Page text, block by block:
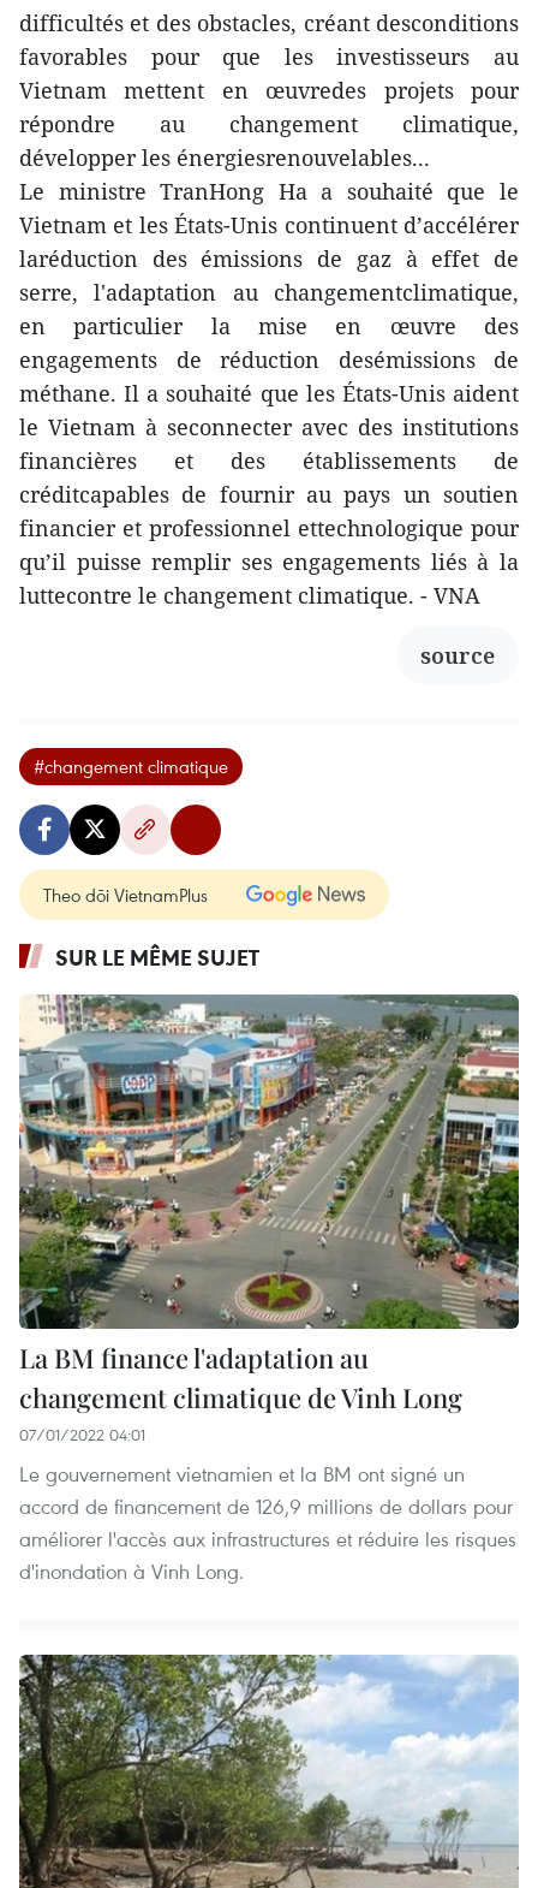
difficultés et des obstacles, créant desconditions
favorables pour que les investisseurs au
Vietnam mettent en œuvredes projets pour
répondre au changement climatique,
développer les énergiesrenouvelables...
Le ministre TranHong Ha a souhaité que le
Vietnam et les États-Unis continuent d’accélérer
laréduction des émissions de gaz à effet de
serre, l'adaptation au changementclimatique,
en particulier la mise en œuvre des
engagements de réduction desémissions de
méthane. Il a souhaité que les États-Unis aident
le Vietnam à seconnecter avec des institutions
financières et des établissements de
créditcapables de fournir au pays un soutien
financier et professionnel ettechnologique pour
qu’il puisse remplir ses engagements liés à la
luttecontre le changement climatique. - VNA
source
#changement climatique
Theo dõi VietnamPlus
SUR LE MÊME SUJET
La BM finance l'adaptation au
changement climatique de Vinh Long
07/01/2022 04:01
Le gouvernement vietnamien et la BM ont signé un
accord de financement de 126,9 millions de dollars pour
améliorer l'accès aux infrastructures et réduire les risques
d'inondation à Vinh Long.